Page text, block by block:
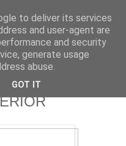
DE VISTA BATRACIO
to deliver its services
and user-agent are
and security
generate usage
abuse.
GOT IT